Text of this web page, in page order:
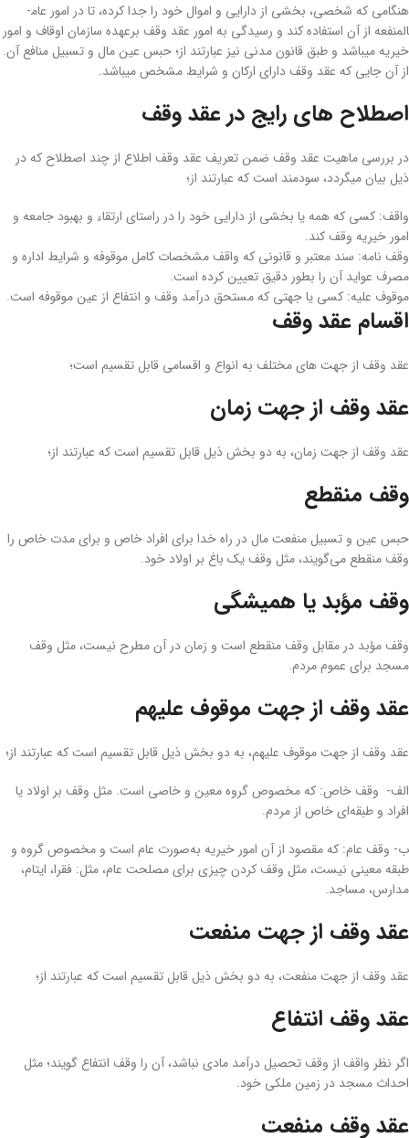
هنگامی که شخصی، بخشی از دارایی و اموال خود را جدا کرده، تا در امور عام­
المنفعه از آن استفاده کند و رسیدگی به امور عقد وقف برعهده سازمان اوقاف و امور
خیریه می­باشد و طبق قانون مدنی نیز عبارتند از؛ حبس عین مال و تسبیل منافع آن.
از آن جایی که عقد وقف دارای ارکان و شرایط مشخص می­باشد.
اصطلاح­ های رایج در عقد وقف
در بررسی ماهیت عقد وقف ضمن تعریف عقد وقف اطلاع از چند اصطلاح که در
ذیل بیان می­گردد، سودمند است که عبارتند از؛
واقف: کسی که همه یا بخشی از دارایی خود را در راستای ارتقاء و بهبود جامعه و
امور خیریه وقف کند.
وقف‌ نامه: سند معتبر و قانونی که واقف مشخصات کامل موقوفه و شرایط اداره و
مصرف عواید آن ‌را بطور دقیق تعیین کرده است.
موقوف ‌علیه: کسی یا جهتی که مستحق درآمد وقف و انتفاع از عین موقوفه است.
اقسام عقد وقف
عقد وقف از جهت­ های مختلف به انواع و اقسامی قابل تقسیم است؛
عقد وقف از جهت زمان
عقد وقف از جهت زمان، به دو بخش ذیل قابل تقسیم است که عبارتند از؛
وقف منقطع
حبس عین و تسبیل منفعت مال در راه خدا برای افراد خاص و برای مدت خاص را
وقف منقطع می‌گویند، مثل وقف یک باغ بر اولاد خود.
وقف مؤبد یا همیشگی
وقف مؤبد در مقابل وقف منقطع است و زمان در آن مطرح نیست، مثل وقف
مسجد برای عموم مردم.
عقد وقف از جهت موقوف ‌علیهم
عقد وقف از جهت موقوف ‌علیهم، به دو بخش ذیل قابل تقسیم است که عبارتند از؛
الف- وقف خاص: که مخصوص گروه معین و خاصی است. مثل وقف بر اولاد یا
افراد و طبقه‌ای خاص از مردم.
ب- وقف عام: که مقصود از آن امور خیریه به‌صورت عام است و مخصوص گروه و
طبقه معینی نیست، مثل وقف کردن چیزی برای مصلحت عام، مثل: فقرا، ایتام،
مدارس، مساجد.
عقد وقف از جهت منفعت
عقد وقف از جهت منفعت، به دو بخش ذیل قابل تقسیم است که عبارتند از؛
عقد وقف انتفاع
اگر نظر واقف از وقف تحصیل درآمد مادی نباشد، آن ‌را وقف انتفاع گویند؛ مثل
احداث مسجد در زمین ملکی خود.
عقد وقف منفعت